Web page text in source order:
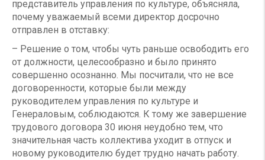
представитель управления по культуре, объясняла,
почему уважаемый всеми директор досрочно
отправлен в отставку:
– Решение о том, чтобы чуть раньше освободить его
от должности, целесообразно и было принято
совершенно осознанно. Мы посчитали, что не все
договоренности, которые были между
руководителем управления по культуре и
Генераловым, соблюдаются. К тому же завершение
трудового договора 30 июня неудобно тем, что
значительная часть коллектива уходит в отпуск и
новому руководителю будет трудно начать работу.